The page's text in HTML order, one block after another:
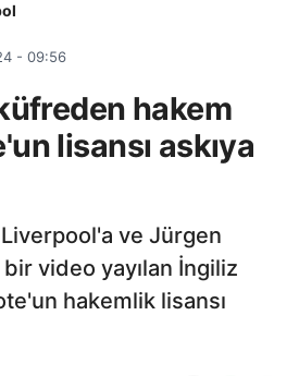
- 09:56
hakem
lisansı askıya
ve Jürgen
video yayılan İngiliz
hakemlik lisansı